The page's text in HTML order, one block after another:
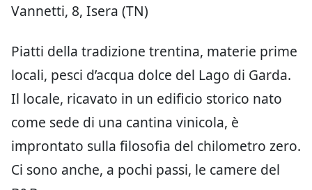
Vannetti, 8, Isera (TN)
Piatti della tradizione trentina, materie prime
locali, pesci d’acqua dolce del Lago di Garda.
Il locale, ricavato in un edificio storico nato
come sede di una cantina vinicola, è
improntato sulla filosofia del chilometro zero.
Ci sono anche, a pochi passi, le camere del